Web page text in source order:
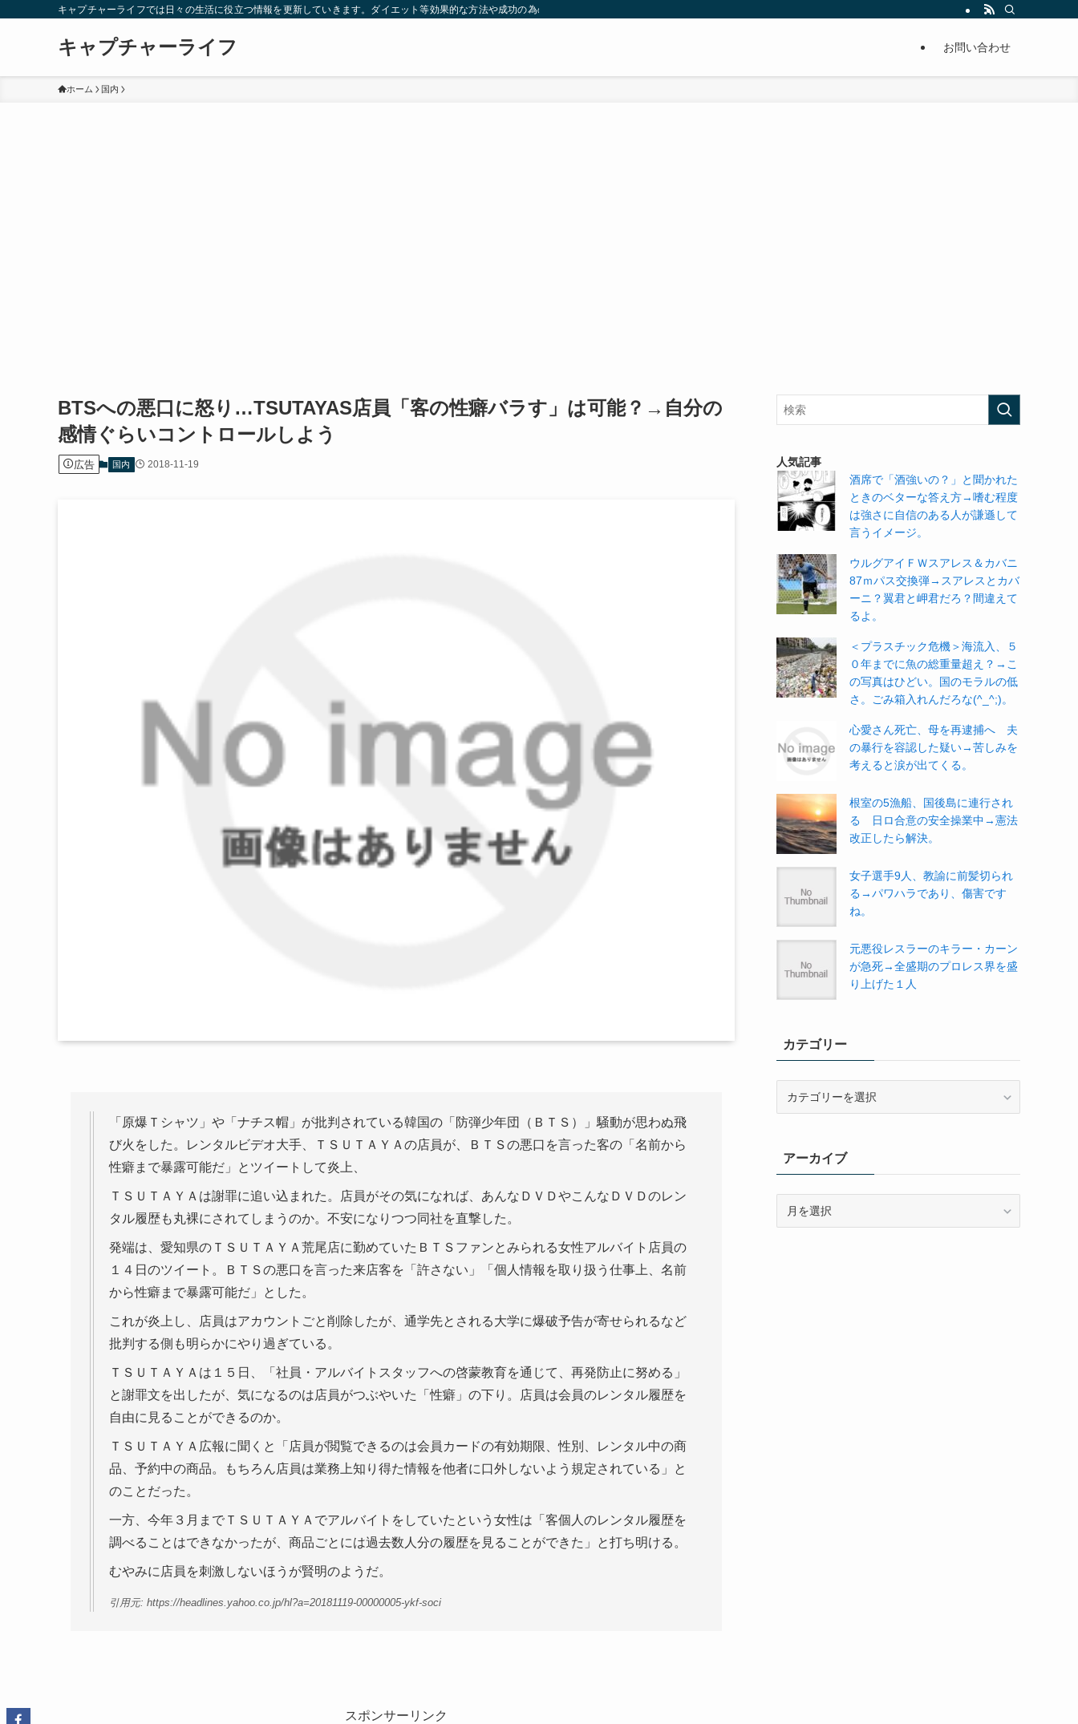
キャプチャーライフでは日々の生活に役立つ情報を更新していきます。ダイエット等効果的な方法や成功の為の秘訣等。太ったり悩んでいる方々が簡単に痩せることが出来るように分かりやすくまとめています。
キャプチャーライフ お問い合わせ
ホーム 国内
BTSへの悪口に怒り…TSUTAYAS店員「客の性癖バラす」は可能？→自分の
感情ぐらいコントロールしよう
広告 国内 2018-11-19
「原爆Ｔシャツ」や「ナチス帽」が批判されている韓国の「防弾少年団（ＢＴＳ）」騒動が思わぬ飛
び火をした。レンタルビデオ大手、ＴＳＵＴＡＹＡの店員が、ＢＴＳの悪口を言った客の「名前から
性癖まで暴露可能だ」とツイートして炎上、
ＴＳＵＴＡＹＡは謝罪に追い込まれた。店員がその気になれば、あんなＤＶＤやこんなＤＶＤのレン
タル履歴も丸裸にされてしまうのか。不安になりつつ同社を直撃した。
発端は、愛知県のＴＳＵＴＡＹＡ荒尾店に勤めていたＢＴＳファンとみられる女性アルバイト店員の
１４日のツイート。ＢＴＳの悪口を言った来店客を「許さない」「個人情報を取り扱う仕事上、名前
から性癖まで暴露可能だ」とした。
これが炎上し、店員はアカウントごと削除したが、通学先とされる大学に爆破予告が寄せられるなど
批判する側も明らかにやり過ぎている。
ＴＳＵＴＡＹＡは１５日、「社員・アルバイトスタッフへの啓蒙教育を通じて、再発防止に努める」
と謝罪文を出したが、気になるのは店員がつぶやいた「性癖」の下り。店員は会員のレンタル履歴を
自由に見ることができるのか。
ＴＳＵＴＡＹＡ広報に聞くと「店員が閲覧できるのは会員カードの有効期限、性別、レンタル中の商
品、予約中の商品。もちろん店員は業務上知り得た情報を他者に口外しないよう規定されている」と
のことだった。
一方、今年３月までＴＳＵＴＡＹＡでアルバイトをしていたという女性は「客個人のレンタル履歴を
調べることはできなかったが、商品ごとには過去数人分の履歴を見ることができた」と打ち明ける。
むやみに店員を刺激しないほうが賢明のようだ。
引用元: https://headlines.yahoo.co.jp/hl?a=20181119-00000005-ykf-soci
スポンサーリンク
人気記事
酒席で「酒強いの？」と聞かれた
ときのベターな答え方→嗜む程度
は強さに自信のある人が謙遜して
言うイメージ。
ウルグアイＦＷスアレス＆カバニ
87ｍパス交換弾→スアレスとカバ
ーニ？翼君と岬君だろ？間違えて
るよ。
＜プラスチック危機＞海流入、５
０年までに魚の総重量超え？→こ
の写真はひどい。国のモラルの低
さ。ごみ箱入れんだろな(^_^;)。
心愛さん死亡、母を再逮捕へ 夫
の暴行を容認した疑い→苦しみを
考えると涙が出てくる。
根室の5漁船、国後島に連行され
る 日ロ合意の安全操業中→憲法
改正したら解決。
女子選手9人、教諭に前髪切られ
る→パワハラであり、傷害です
ね。
元悪役レスラーのキラー・カーン
が急死→全盛期のプロレス界を盛
り上げた１人
カテゴリー
ーアーカイブ